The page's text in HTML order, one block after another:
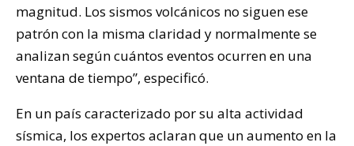
magnitud. Los sismos volcánicos no siguen ese
patrón con la misma claridad y normalmente se
analizan según cuántos eventos ocurren en una
ventana de tiempo”, especificó.
En un país caracterizado por su alta actividad
sísmica, los expertos aclaran que un aumento en la